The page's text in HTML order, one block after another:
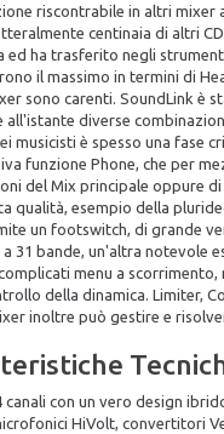
riscontrabile in altri mixer
centinaia di altri
ed ha trasferito negli
il massimo in termini di
sono carenti. SoundLink è
all'istante diverse
musicisti è spesso una fase
funzione Phone, che per
del Mix principale oppure
qualità, esempio della
un footswitch, di grande
31 bande, un'altra notevole
menu a
della dinamica. Limiter,
inoltre può gestire e
canali con un vero design
HiVolt, convertitori